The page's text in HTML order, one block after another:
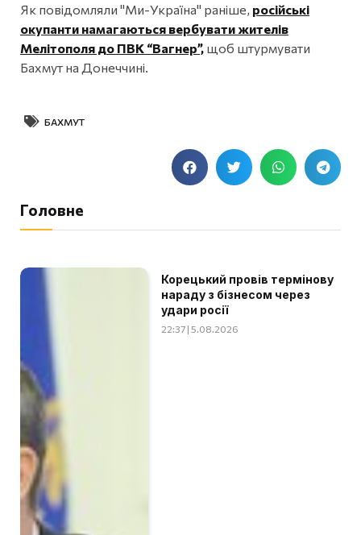
Як повідомляли "Ми-Україна" раніше, російські
окупанти намагаються вербувати жителів
Мелітополя до ПВК “Вагнер”, щоб штурмувати
Бахмут на Донеччині.
БАХМУТ
Головне
Корецький провів термінову
нараду з бізнесом через
удари росії
22:37 | 5.08.2026